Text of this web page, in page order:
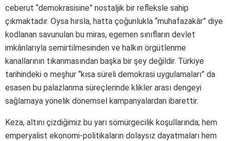
ceberut “demokrasisine” nostaljik bir refleksle sahip
çıkmaktadır. Oysa hırsla, hatta çoğunlukla “muhafazakâr” diye
kodlanan savunulan bu miras, egemen sınıfların devlet
imkânlarıyla semirtilmesinden ve halkın örgütlenme
kanallarının tıkanmasından başka bir şey değildir. Türkiye
tarihindeki o meşhur “kısa süreli demokrasi uygulamaları” da
esasen bu palazlanma süreçlerinde klikler arası dengeyi
sağlamaya yönelik dönemsel kampanyalardan ibarettir.
Keza, altını çizdiğimiz bu yarı sömürgecilik koşullarında; hem
emperyalist ekonomi-politikaların dolaysız dayatmaları hem